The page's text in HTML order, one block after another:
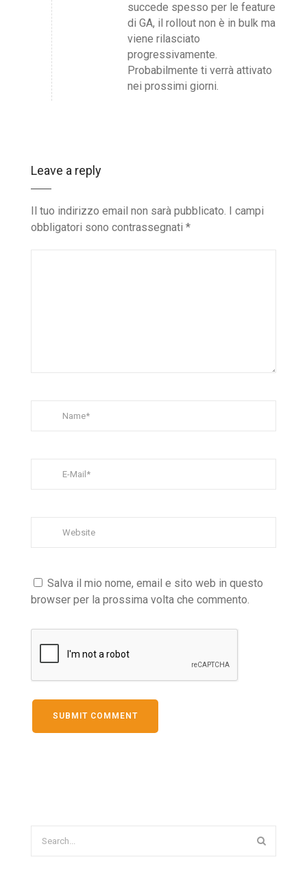
succede spesso per le feature
di GA, il rollout non è in bulk ma
viene rilasciato
progressivamente.
Probabilmente ti verrà attivato
nei prossimi giorni.
Leave a reply
Il tuo indirizzo email non sarà pubblicato.
I campi
obbligatori sono contrassegnati *
Salva il mio nome, email e sito web in questo
browser per la prossima volta che commento.